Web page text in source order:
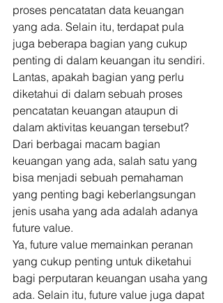
proses pencatatan data keuangan
yang ada. Selain itu, terdapat pula
juga beberapa bagian yang cukup
penting di dalam keuangan itu sendiri.
Lantas, apakah bagian yang perlu
diketahui di dalam sebuah proses
pencatatan keuangan ataupun di
dalam aktivitas keuangan tersebut?
Dari berbagai macam bagian
keuangan yang ada, salah satu yang
bisa menjadi sebuah pemahaman
yang penting bagi keberlangsungan
jenis usaha yang ada adalah adanya
future value.
Ya, future value memainkan peranan
yang cukup penting untuk diketahui
bagi perputaran keuangan usaha yang
ada. Selain itu, future value juga dapat